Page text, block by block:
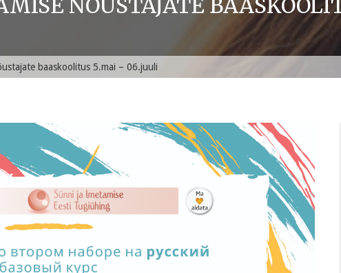
NÕUSTAJATE
baaskoolitus 5.mai – 06.juuli